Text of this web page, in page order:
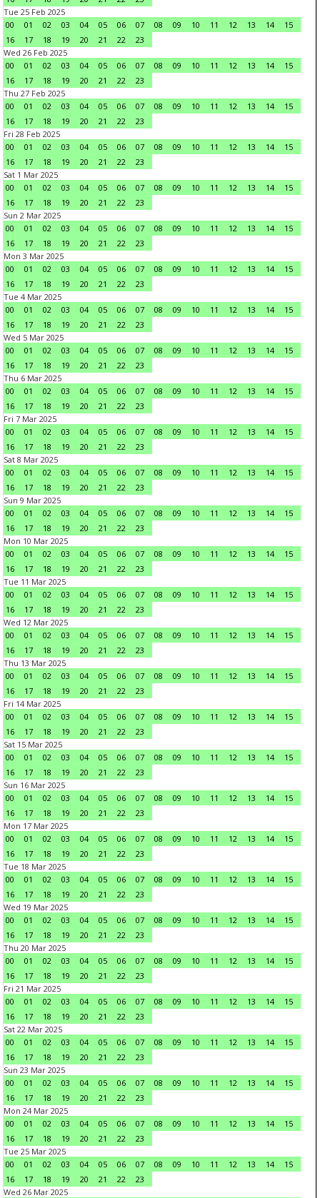
Tue 25 Feb 2025
00
01 02 03 04 05 06 07 08 09 10 11 12 13 14
15
16
17 18 19 20 21 22
23
Wed 26 Feb 2025
00
01 02 03 04 05 06 07 08 09 10 11 12 13 14
15
16
17 18 19 20 21 22
23
Thu 27 Feb 2025
00
01 02 03 04 05 06 07 08 09 10 11 12 13 14
15
16
17 18 19 20 21 22
23
Fri 28 Feb 2025
00
01 02 03 04 05 06 07 08 09 10 11 12 13 14
15
16
17 18 19 20 21 22
23
Sat 1 Mar 2025
00
01 02 03 04 05 06 07 08 09 10 11 12 13 14
15
16
17 18 19 20 21 22
23
Sun 2 Mar 2025
00
01 02 03 04 05 06 07 08 09 10 11 12 13 14
15
16
17 18 19 20 21 22
23
Mon 3 Mar 2025
00
01 02 03 04 05 06 07 08 09 10 11 12 13 14
15
16
17 18 19 20 21 22
23
Tue 4 Mar 2025
00
01 02 03 04 05 06 07 08 09 10 11 12 13 14
15
16
17 18 19 20 21 22
23
Wed 5 Mar 2025
00
01 02 03 04 05 06 07 08 09 10 11 12 13 14
15
16
17 18 19 20 21 22
23
Thu 6 Mar 2025
00
01 02 03 04 05 06 07 08 09 10 11 12 13 14
15
16
17 18 19 20 21 22
23
Fri 7 Mar 2025
00
01 02 03 04 05 06 07 08 09 10 11 12 13 14
15
16
17 18 19 20 21 22
23
Sat 8 Mar 2025
00
01 02 03 04 05 06 07 08 09 10 11 12 13 14
15
16
17 18 19 20 21 22
23
Sun 9 Mar 2025
00
01 02 03 04 05 06 07 08 09 10 11 12 13 14
15
16
17 18 19 20 21 22
23
Mon 10 Mar 2025
00
01 02 03 04 05 06 07 08 09 10 11 12 13 14
15
16
17 18 19 20 21 22
23
Tue 11 Mar 2025
00
01 02 03 04 05 06 07 08 09 10 11 12 13 14
15
16
17 18 19 20 21 22
23
Wed 12 Mar 2025
00
01 02 03 04 05 06 07 08 09 10 11 12 13 14
15
16
17 18 19 20 21 22
23
Thu 13 Mar 2025
00
01 02 03 04 05 06 07 08 09 10 11 12 13 14
15
16
17 18 19 20 21 22
23
Fri 14 Mar 2025
00
01 02 03 04 05 06 07 08 09 10 11 12 13 14
15
16
17 18 19 20 21 22
23
Sat 15 Mar 2025
00
01 02 03 04 05 06 07 08 09 10 11 12 13 14
15
16
17 18 19 20 21 22
23
Sun 16 Mar 2025
00
01 02 03 04 05 06 07 08 09 10 11 12 13 14
15
16
17 18 19 20 21 22
23
Mon 17 Mar 2025
00
01 02 03 04 05 06 07 08 09 10 11 12 13 14
15
16
17 18 19 20 21 22
23
Tue 18 Mar 2025
00
01 02 03 04 05 06 07 08 09 10 11 12 13 14
15
16
17 18 19 20 21 22
23
Wed 19 Mar 2025
00
01 02 03 04 05 06 07 08 09 10 11 12 13 14
15
16
17 18 19 20 21 22
23
Thu 20 Mar 2025
00
01 02 03 04 05 06 07 08 09 10 11 12 13 14
15
16
17 18 19 20 21 22
23
Fri 21 Mar 2025
00
01 02 03 04 05 06 07 08 09 10 11 12 13 14
15
16
17 18 19 20 21 22
23
Sat 22 Mar 2025
00
01 02 03 04 05 06 07 08 09 10 11 12 13 14
15
16
17 18 19 20 21 22
23
Sun 23 Mar 2025
00
01 02 03 04 05 06 07 08 09 10 11 12 13 14
15
16
17 18 19 20 21 22
23
Mon 24 Mar 2025
00
01 02 03 04 05 06 07 08 09 10 11 12 13 14
15
16
17 18 19 20 21 22
23
Tue 25 Mar 2025
00
01 02 03 04 05 06 07 08 09 10 11 12 13 14
15
16
17 18 19 20 21 22
23
Wed 26 Mar 2025